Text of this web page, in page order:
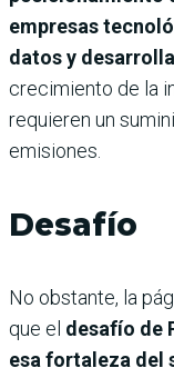
empresas
datos y
crecimiento de la
requieren un
emisiones.
Desafío
No obstante, la
que el desafío de
esa fortaleza del